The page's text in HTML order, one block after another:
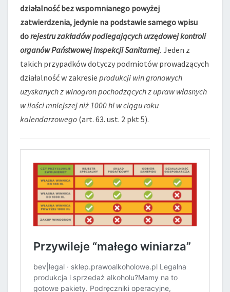
działalność bez wspomnianego powyżej
zatwierdzenia, jedynie na podstawie samego wpisu
dorejestru zakładów podlegających urzędowej kontroli
organów Państwowej Inspekcji Sanitarnej. Jeden z
takich przypadków dotyczy podmiotów prowadzących
działalność w zakresie produkcji win gronowych
uzyskanych z winogron pochodzących z upraw własnych
w ilości mniejszej niż 1000 hl w ciągu roku
kalendarzowego (art. 63. ust. 2 pkt 5).